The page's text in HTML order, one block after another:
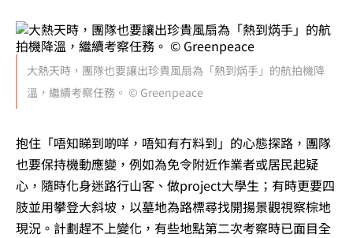
大熱天時，團隊也要讓出珍貴風扇為「熱到焫手」的航拍機降
溫，繼續考察任務。 © Greenpeace
抱住「唔知睇到啲咩，唔知有冇料到」的心態探路，團隊
也要保持機動應變，例如為免令附近作業者或居民起疑
心，隨時化身迷路行山客、做project大學生；有時更要四
肢並用攀登大斜坡，以墓地為路標尋找開揚景觀視察棕地
現況。計劃趕不上變化，有些地點第二次考察時已面目全